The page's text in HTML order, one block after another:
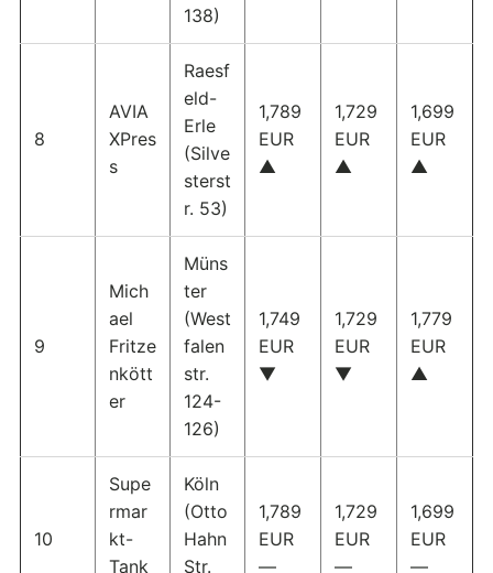
138)
8
AVIA
XPres
s
Raesf
eld-
Erle
(Silve
sterst
r. 53)
1,789
EUR
▲
1,729
EUR
▲
1,699
EUR
▲
9
Mich
ael
Fritze
nkött
er
Müns
ter
(West
falen
str.
124-
126)
1,749
EUR
▼
1,729
EUR
▼
1,779
EUR
▲
10
Supe
rmar
kt-
Tank
Köln
(Otto
Hahn
Str.
1,789
EUR
—
1,729
EUR
—
1,699
EUR
—